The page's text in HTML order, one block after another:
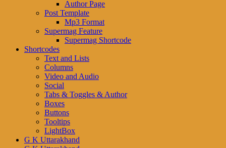
Author Page
Post Template
Mp3 Format
Supermag Feature
Supermag Shortcode
Shortcodes
Text and Lists
Columns
Video and Audio
Social
Tabs & Toggles & Author
Boxes
Buttons
Tooltips
LightBox
G K Uttarakhand